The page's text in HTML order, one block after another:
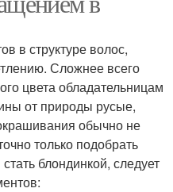
в структуре волос,
Сложнее всего
цвета обладательницам
от природы русые,
обычно не
только подобрать
блондинкой, следует